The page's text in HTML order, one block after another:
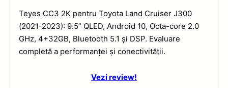
Teyes CC3 2K pentru Toyota Land Cruiser J300
(2021-2023): 9.5” QLED, Android 10, Octa-core 2.0
GHz, 4+32GB, Bluetooth 5.1 și DSP. Evaluare
completă a performanței și conectivității.
Vezi review!